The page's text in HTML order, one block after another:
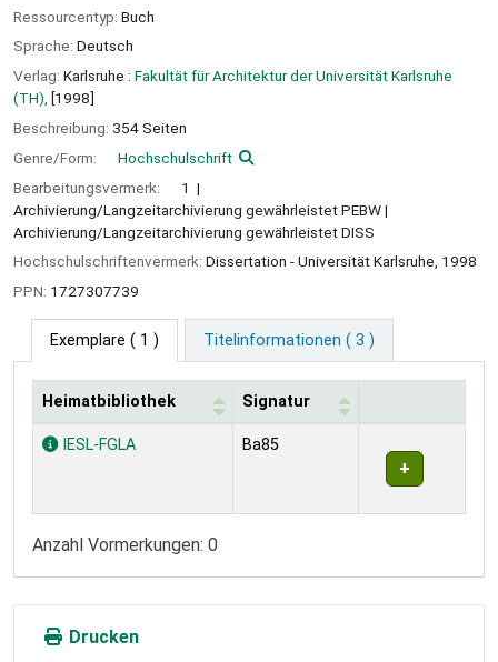
Ressourcentyp: Buch
Sprache: Deutsch
Verlag: Karlsruhe : Fakultät für Architektur der Universität Karlsruhe
(TH), [1998]
Beschreibung: 354 Seiten
Genre/Form:
Hochschulschrift
Bearbeitungsvermerk:
1
Archivierung/Langzeitarchivierung gewährleistet PEBW
Archivierung/Langzeitarchivierung gewährleistet DISS
Hochschulschriftenvermerk: Dissertation - Universität Karlsruhe, 1998
PPN: 1727307739
Exemplare ( 1 ) Titelinformationen ( 3 )
Exemplare
Heimatbibliothek Signatur
IESL-FGLA Ba85
Anzahl Vormerkungen: 0
Drucken